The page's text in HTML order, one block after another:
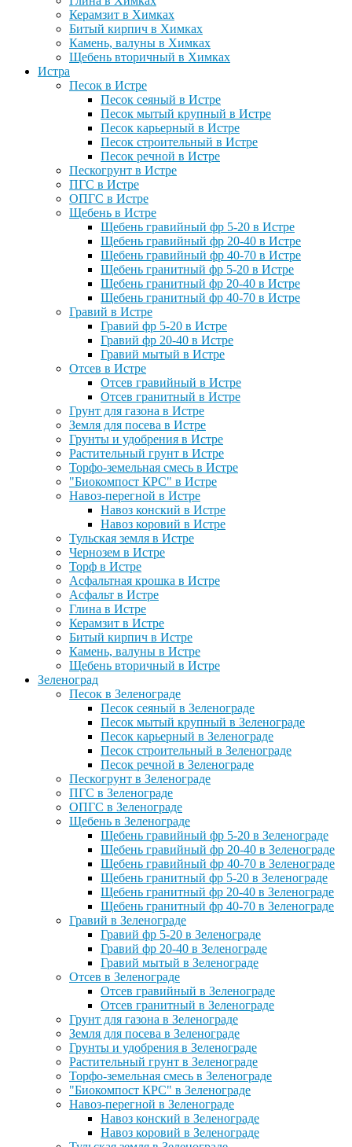
Керамзит в Химках
Битый кирпич в Химках
Камень, валуны в Химках
Щебень вторичный в Химках
Истра
Песок в Истре
Песок сеяный в Истре
Песок мытый крупный в Истре
Песок карьерный в Истре
Песок строительный в Истре
Песок речной в Истре
Пескогрунт в Истре
ПГС в Истре
ОПГС в Истре
Щебень в Истре
Щебень гравийный фр 5-20 в Истре
Щебень гравийный фр 20-40 в Истре
Щебень гравийный фр 40-70 в Истре
Щебень гранитный фр 5-20 в Истре
Щебень гранитный фр 20-40 в Истре
Щебень гранитный фр 40-70 в Истре
Гравий в Истре
Гравий фр 5-20 в Истре
Гравий фр 20-40 в Истре
Гравий мытый в Истре
Отсев в Истре
Отсев гравийный в Истре
Отсев гранитный в Истре
Грунт для газона в Истре
Земля для посева в Истре
Грунты и удобрения в Истре
Растительный грунт в Истре
Торфо-земельная смесь в Истре
"Биокомпост КРС" в Истре
Навоз-перегной в Истре
Навоз конский в Истре
Навоз коровий в Истре
Тульская земля в Истре
Чернозем в Истре
Торф в Истре
Асфальтная крошка в Истре
Асфальт в Истре
Глина в Истре
Керамзит в Истре
Битый кирпич в Истре
Камень, валуны в Истре
Щебень вторичный в Истре
Зеленоград
Песок в Зеленограде
Песок сеяный в Зеленограде
Песок мытый крупный в Зеленограде
Песок карьерный в Зеленограде
Песок строительный в Зеленограде
Песок речной в Зеленограде
Пескогрунт в Зеленограде
ПГС в Зеленограде
ОПГС в Зеленограде
Щебень в Зеленограде
Щебень гравийный фр 5-20 в Зеленограде
Щебень гравийный фр 20-40 в Зеленограде
Щебень гравийный фр 40-70 в Зеленограде
Щебень гранитный фр 5-20 в Зеленограде
Щебень гранитный фр 20-40 в Зеленограде
Щебень гранитный фр 40-70 в Зеленограде
Гравий в Зеленограде
Гравий фр 5-20 в Зеленограде
Гравий фр 20-40 в Зеленограде
Гравий мытый в Зеленограде
Отсев в Зеленограде
Отсев гравийный в Зеленограде
Отсев гранитный в Зеленограде
Грунт для газона в Зеленограде
Земля для посева в Зеленограде
Грунты и удобрения в Зеленограде
Растительный грунт в Зеленограде
Торфо-земельная смесь в Зеленограде
"Биокомпост КРС" в Зеленограде
Навоз-перегной в Зеленограде
Навоз конский в Зеленограде
Навоз коровий в Зеленограде